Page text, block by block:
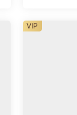
VIP